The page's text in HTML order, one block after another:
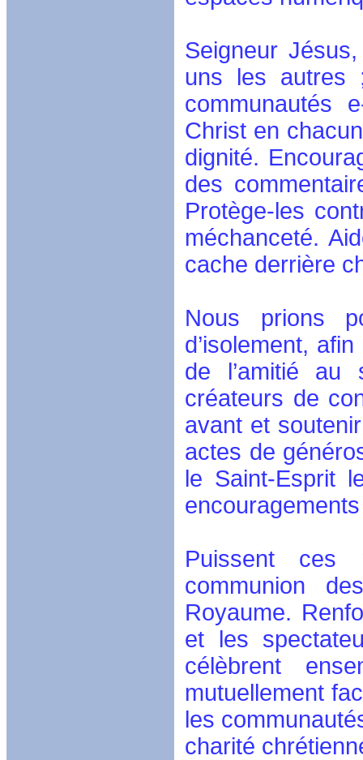
Seigneur
uns les autres
communautés
Christ en
dignité.
des
Protège-les
méchanceté.
cache derrière
Nous prions
d’isolement,
de l’amitié au
créateurs de
avant et
actes de
le Saint-Esprit
Puissent ces
communion
Royaume.
et les
célèbrent
mutuellement
les
charité